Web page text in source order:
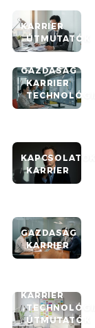
KARRIER
ÚTMUTATÓK
GAZDASÁG
KARRIER
KARRIER
GAZDASÁG
KARRIER
KARRIER
ÚTMUTATÓK